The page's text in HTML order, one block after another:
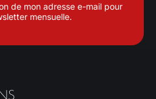
de mon adresse e-mail pour
mensuelle.